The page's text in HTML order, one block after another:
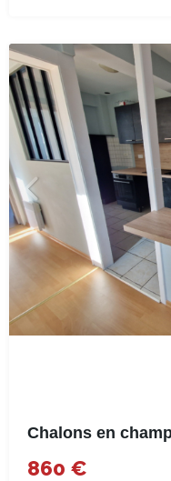
Chalons en
860 €